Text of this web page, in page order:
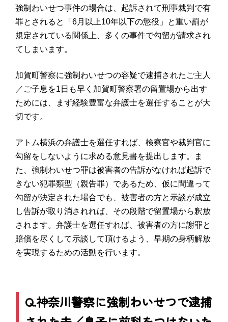
強制わいせつ事件の場合は、起訴されて刑事裁判で有
罪とされると「6月以上10年以下の懲役」と重い罰が
規定されている関係上、多くの事件で勾留が請求され
てしまいます。
加賀町警察に強制わいせつの容疑で逮捕されたご主人
／ご子息を1日も早く加賀町警察署の留置場から出す
ためには、まず経験豊富な弁護士を選任することが大
切です。
アトム横浜の弁護士を選任すれば、検察官や裁判官に
勾留をしないように求める意見書を提出します。ま
た、強制わいせつ罪は被害者の告訴がなければ起訴で
きない犯罪類型（親告罪）であるため、仮に間違って
勾留が決定された場合でも、被害者の方と示談が成立
し告訴が取り消されれば、その段階で留置場から釈放
されます。弁護士を選任すれば、被害者の方に謝罪と
賠償を尽くして示談して頂けるよう、早期の身柄解放
を実現するための活動を行います。
Q.神奈川警察に強制わいせつで逮捕